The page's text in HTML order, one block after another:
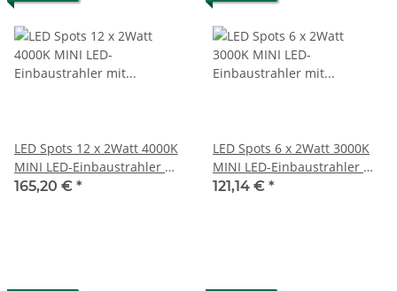
LED Spots 12 x 2Watt 4000K
MINI LED-Einbaustrahler mit
Wifi Controller Dimmbar
165,20 € *
LED Spots 6 x 2Watt 3000K
MINI LED-Einbaustrahler mit
Wifi Controller Dimmbar
121,14 € *